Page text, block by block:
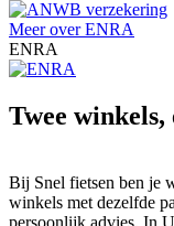
Meer over ENRA
ENRA
Twee
Bij Snel fietsen ben je
winkels met dezelfde
persoonlijk advies. In